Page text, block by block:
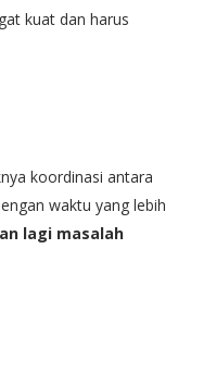
kuat dan harus
koordinasi antara
waktu yang lebih
lagi masalah